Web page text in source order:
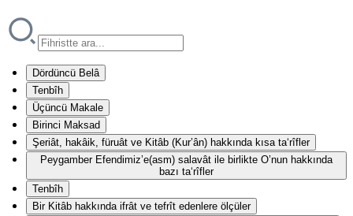
Dördüncü Belâ
Tenbîh
Üçüncü Makale
Birinci Maksad
Şeriât, hakâik, füruât ve Kitâb (Kur’ân) hakkında kısa ta‘rîfler
Peygamber Efendimiz’e(asm) salavât ile birlikte O’nun hakkında
bazı ta‘rîfler
Tenbîh
Bir Kitâb hakkında ifrât ve tefrît edenlere ölçüler